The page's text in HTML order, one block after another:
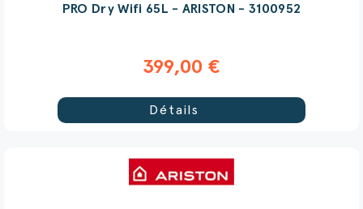
PRO Dry Wifi 65L - ARISTON - 3100952
399,00 €
Détails